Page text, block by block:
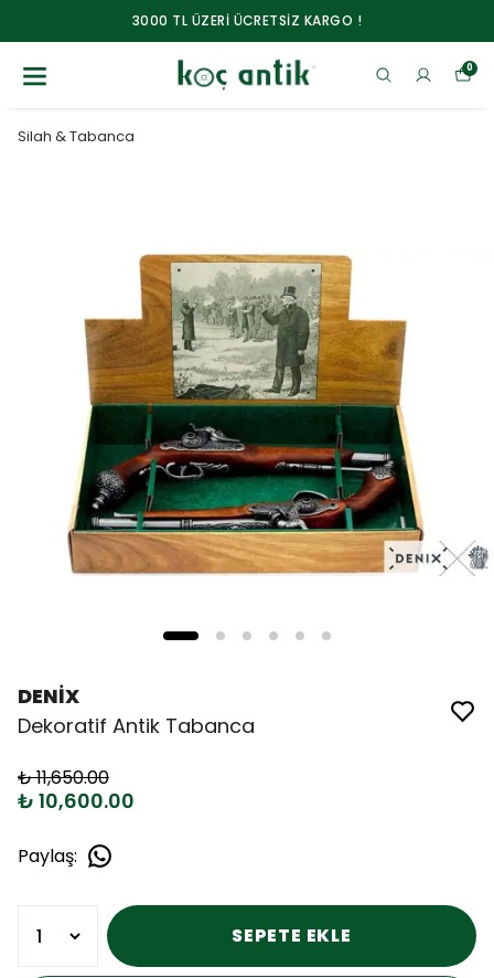
3000 TL ÜZERİ ÜCRETSİZ KARGO !
0
Silah & Tabanca
DENİX
Dekoratif Antik Tabanca
₺ 11,650.00
₺ 10,600.00
Paylaş:
SEPETE EKLE